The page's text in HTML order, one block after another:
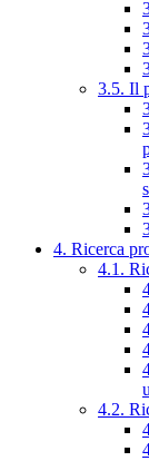
3.5. Il
4. Ricerca
4.1.
4.2.